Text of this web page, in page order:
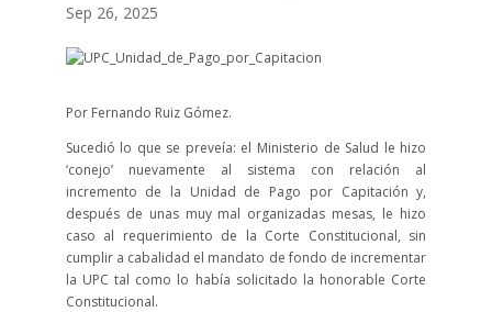
Sep 26, 2025
Por Fernando Ruiz Gómez.
Sucedió lo que se preveía: el Ministerio de Salud le hizo
‘conejo’ nuevamente al sistema con relación al
incremento de la Unidad de Pago por Capitación y,
después de unas muy mal organizadas mesas, le hizo
caso al requerimiento de la Corte Constitucional, sin
cumplir a cabalidad el mandato de fondo de incrementar
la UPC tal como lo había solicitado la honorable Corte
Constitucional.